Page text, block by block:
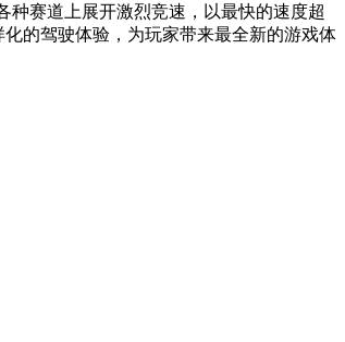
种赛道上展开激烈竞速，以最快的速度超
的驾驶体验，为玩家带来最全新的游戏体